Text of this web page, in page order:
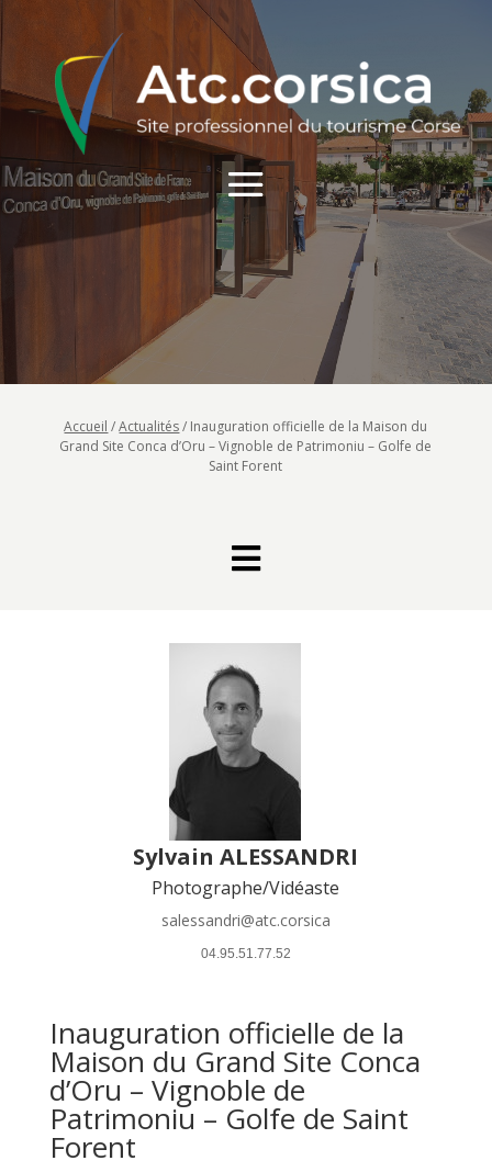
Accueil /Actualités/ Inauguration officielle de la Maison du
Grand Site Conca d’Oru – Vignoble de Patrimoniu – Golfe de
Saint Forent

Sylvain ALESSANDRI
Photographe/Vidéaste
salessandri@atc.corsica
04.95.51.77.52
Inauguration officielle de la
Maison du Grand Site Conca
d’Oru – Vignoble de
Patrimoniu – Golfe de Saint
Forent